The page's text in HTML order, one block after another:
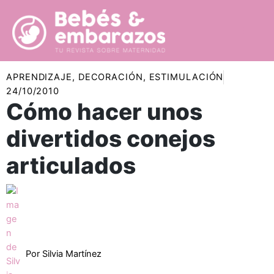
contenido
APRENDIZAJE, DECORACIÓN, ESTIMULACIÓN
24/10/2010
Cómo hacer unos
divertidos conejos
articulados
Por Silvia Martínez